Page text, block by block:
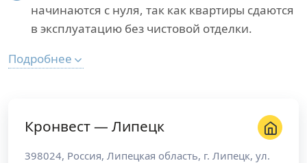
начинаются с нуля, так как квартиры сдаются
в эксплуатацию без чистовой отделки.
Подробнее
Кронвест — Липецк
398024, Россия, Липецкая область, г. Липецк, ул.